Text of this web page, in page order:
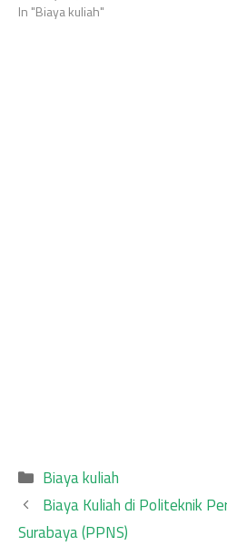
In "Biaya kuliah"
Categories
Biaya kuliah
Biaya Kuliah di Politeknik
Surabaya (PPNS)